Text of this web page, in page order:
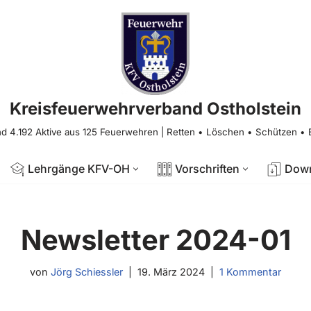
Kreisfeuerwehrverband Ostholstein
4.192 Aktive aus 125 Feuerwehren | Retten • Löschen • Schützen •
Lehrgänge KFV-OH Vorschriften
Newsletter 2024-01
von Jörg Schiessler 19. März 2024 1 Kommentar